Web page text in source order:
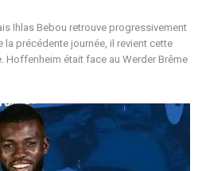
Ihlas Bebou retrouve progressivement
précédente journée, il revient cette
Hoffenheim était face au Werder Brême